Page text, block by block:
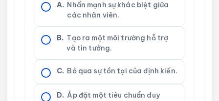
A. Nhấn mạnh sự khác biệt giữa
các nhân viên.
B. Tạo ra một môi trường hỗ trợ
và tin tưởng.
C. Bỏ qua sự tồn tại của định kiến.
D. Áp đặt một tiêu chuẩn duy